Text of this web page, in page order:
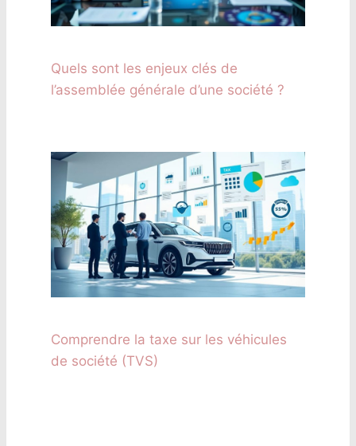
Quels sont les enjeux clés de
l’assemblée générale d’une société ?
Comprendre la taxe sur les véhicules
de société (TVS)